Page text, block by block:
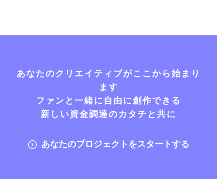
あなたのクリエイティブがここから始まり
ます
ファンと一緒に自由に創作できる
新しい資金調達のカタチと共に
あなたのプロジェクトをスタートする